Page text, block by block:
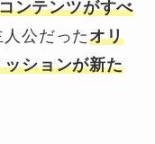
ンテンツがすべ
公だったオリ
ションが新た